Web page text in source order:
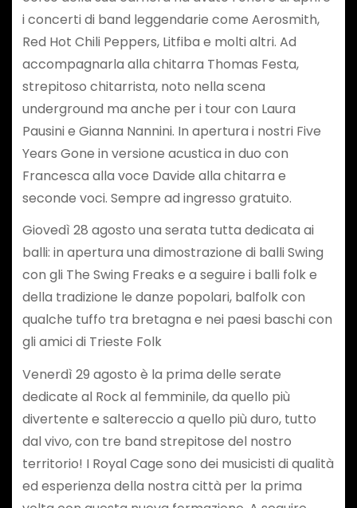
i concerti di band leggendarie come Aerosmith,
Red Hot Chili Peppers, Litfiba e molti altri. Ad
accompagnarla alla chitarra Thomas Festa,
strepitoso chitarrista, noto nella scena
underground ma anche per i tour con Laura
Pausini e Gianna Nannini. In apertura i nostri Five
Years Gone in versione acustica in duo con
Francesca alla voce Davide alla chitarra e
seconde voci. Sempre ad ingresso gratuito.
Giovedì 28 agosto una serata tutta dedicata ai
balli: in apertura una dimostrazione di balli Swing
con gli The Swing Freaks e a seguire i balli folk e
della tradizione le danze popolari, balfolk con
qualche tuffo tra bretagna e nei paesi baschi con
gli amici di Trieste Folk
Venerdì 29 agosto è la prima delle serate
dedicate al Rock al femminile, da quello più
divertente e saltereccio a quello più duro, tutto
dal vivo, con tre band strepitose del nostro
territorio! I Royal Cage sono dei musicisti di qualità
ed esperienza della nostra città per la prima